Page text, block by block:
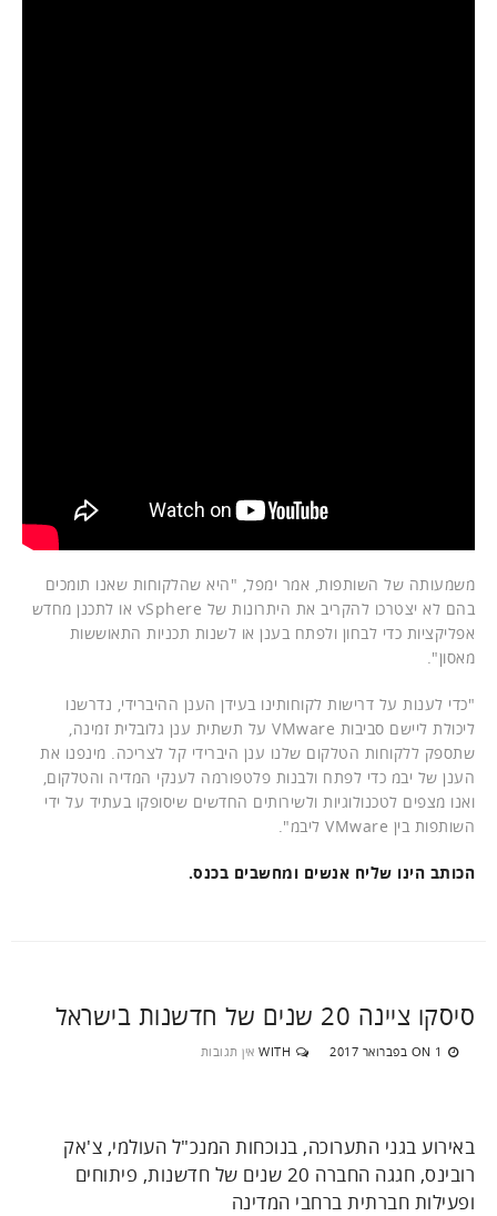
משמעותה של השותפות, אמר ימפל, "היא שהלקוחות שאנו תומכים
בהם לא יצטרכו להקריב את היתרונות של vSphere או לתכנן מחדש
אפליקציות כדי לבחון ולפתח בענן או לשנות תכניות התאוששות
מאסון".
"כדי לענות על דרישות לקוחותינו בעידן הענן ההיברידי, נדרשנו
ליכולת ליישם סביבות VMware על תשתית ענן גלובלית זמינה,
שתספק ללקוחות הטלקום שלנו ענן היברידי קל לצריכה. מינפנו את
הענן של יבמ כדי לפתח ולבנות פלטפורמה לענקי המדיה והטלקום,
ואנו מצפים לטכנולוגיות ולשירותים החדשים שיסופקו בעתיד על ידי
השותפות בין VMware ליבמ".
הכותב הינו שליח אנשים ומחשבים בכנס.
סיסקו ציינה 20 שנים של חדשנות בישראל
ON 1 בפברואר 2017 WITH אין תגובות
באירוע בגני התערוכה, בנוכחות המנכ"ל העולמי, צ'אק
רובינס, חגגה החברה 20 שנים של חדשנות, פיתוחים
ופעילות חברתית ברחבי המדינה